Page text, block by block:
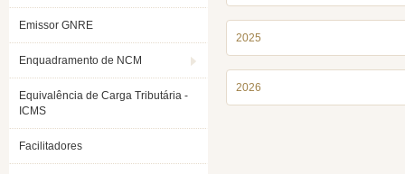
Emissor GNRE
Enquadramento de NCM
Equivalência de Carga Tributária -
ICMS
Facilitadores
2025
2026